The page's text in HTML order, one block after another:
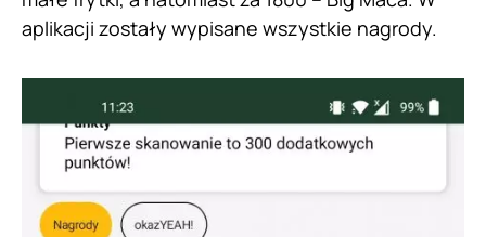
aplikacji zostały wypisane wszystkie nagrody.